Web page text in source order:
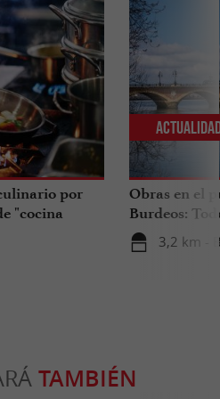
por
"cocina
Obras en el
Burdeos:
tus viajes en
3,2 km -
TAMBIÉN